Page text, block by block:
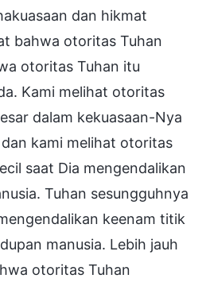
dan hikmat
bahwa otoritas Tuhan
otoritas Tuhan itu
Kami melihat otoritas
dalam kekuasaan-Nya
kami melihat otoritas
saat Dia mengendalikan
Tuhan sesungguhnya
keenam titik
manusia. Lebih jauh
otoritas Tuhan